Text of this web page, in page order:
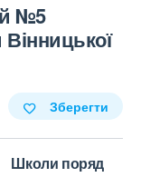
№5
Вінницької
Зберегти
Школи поряд